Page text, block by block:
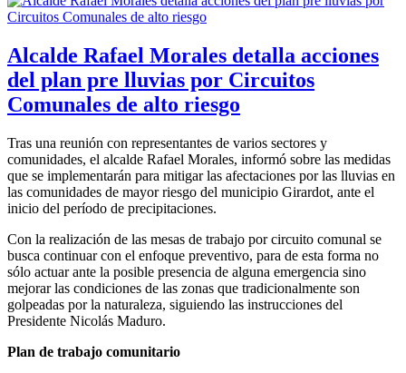
Alcalde Rafael Morales detalla acciones
del plan pre lluvias por Circuitos
Comunales de alto riesgo
Tras una reunión con representantes de varios sectores y
comunidades, el alcalde Rafael Morales, informó sobre las medidas
que se implementarán para mitigar las afectaciones por las lluvias en
las comunidades de mayor riesgo del municipio Girardot, ante el
inicio del período de precipitaciones.
Con la realización de las mesas de trabajo por circuito comunal se
busca continuar con el enfoque preventivo, para de esta forma no
sólo actuar ante la posible presencia de alguna emergencia sino
mejorar las condiciones de las zonas que tradicionalmente son
golpeadas por la naturaleza, siguiendo las instrucciones del
Presidente Nicolás Maduro.
Plan de trabajo comunitario